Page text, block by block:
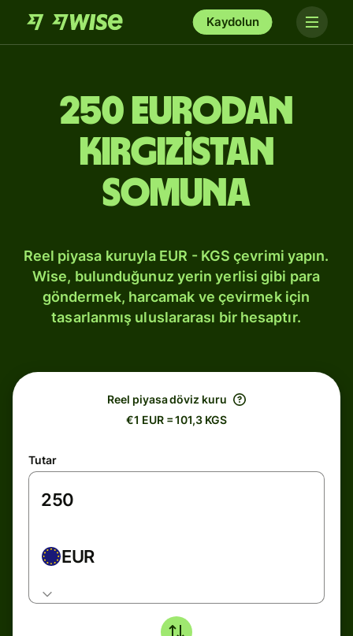
Kaydolun
250 Eurodan
Kırgızistan
somuna
Reel piyasa kuruyla EUR - KGS çevrimi yapın.
Wise, bulunduğunuz yerin yerlisi gibi para
göndermek, harcamak ve çevirmek için
tasarlanmış uluslararası bir hesaptır.
Reel piyasa döviz kuru
€1 EUR = 101,3 KGS
Tutar
EUR